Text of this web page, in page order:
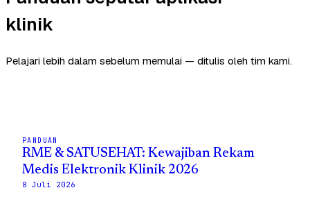
klinik
Pelajari lebih dalam sebelum memulai — ditulis oleh tim kami.
PANDUAN
RME & SATUSEHAT: Kewajiban Rekam
Medis Elektronik Klinik 2026
8 Juli 2026